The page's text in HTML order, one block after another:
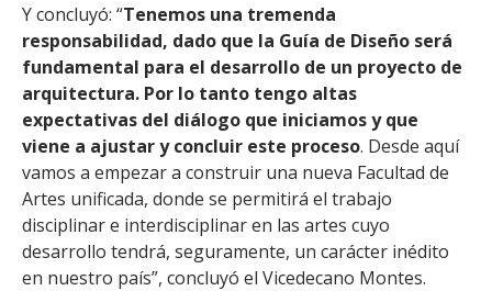
Y concluyó: “Tenemos una tremenda
responsabilidad, dado que la Guía de Diseño será
fundamental para el desarrollo de un proyecto de
arquitectura. Por lo tanto tengo altas
expectativas del diálogo que iniciamos y que
viene a ajustar y concluir este proceso. Desde aquí
vamos a empezar a construir una nueva Facultad de
Artes unificada, donde se permitirá el trabajo
disciplinar e interdisciplinar en las artes cuyo
desarrollo tendrá, seguramente, un carácter inédito
en nuestro país”, concluyó el Vicedecano Montes.